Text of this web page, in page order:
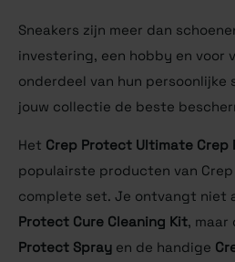
Sneakers zijn meer dan
investering, een hobby en voor
onderdeel van hun persoonlijke
jouw collectie de beste
Het Crep Protect Ultimate Crep
populairste producten van
complete set. Je ontvangt niet
Protect Cure Cleaning Kit, maar
Protect Spray en de handige